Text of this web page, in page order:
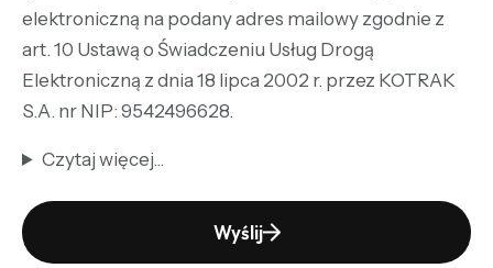
elektroniczną na podany adres mailowy zgodnie z
art. 10 Ustawą o Świadczeniu Usług Drogą
Elektroniczną z dnia 18 lipca 2002 r. przez KOTRAK
S.A. nr NIP: 9542496628.
Czytaj więcej...
Wyślij